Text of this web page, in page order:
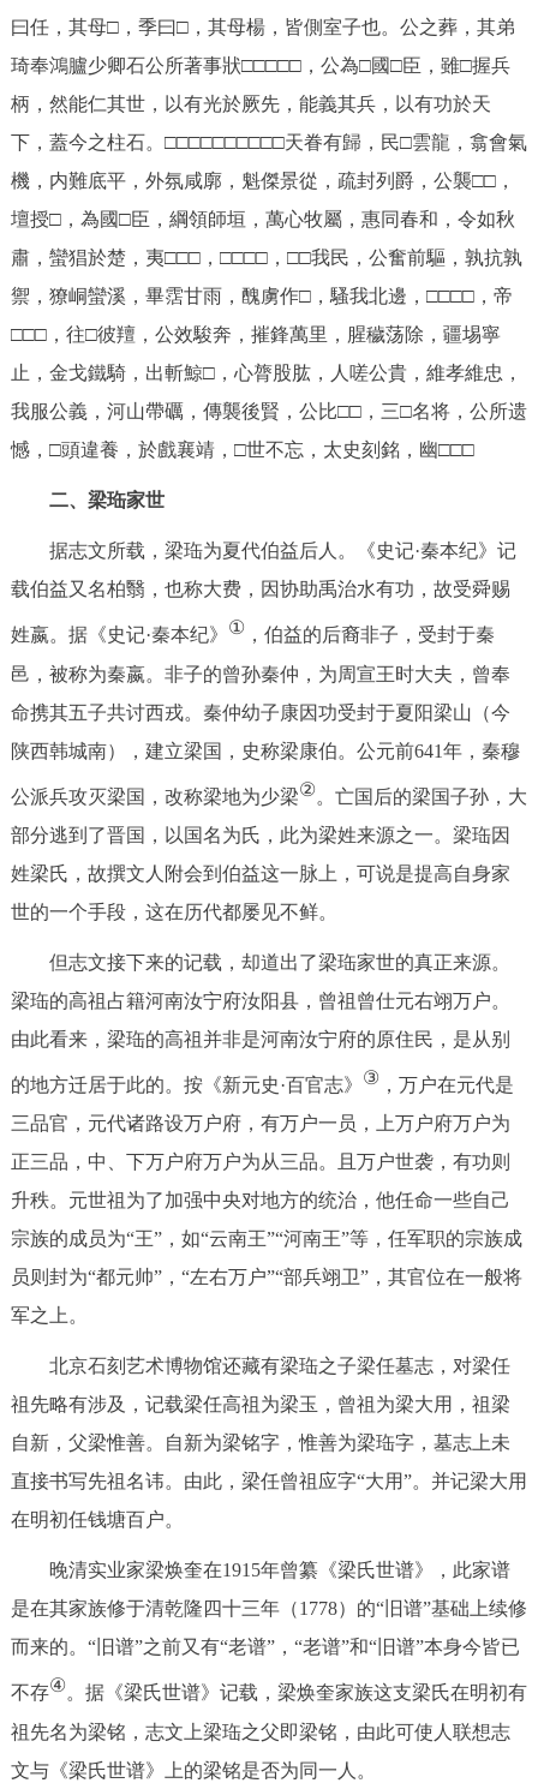
曰任，其母□，季曰□，其母楊，皆側室子也。公之葬，其弟
琦奉鴻臚少卿石公所著事狀□□□□□，公為□國□臣，雖□握兵
柄，然能仁其世，以有光於厥先，能義其兵，以有功於天
下，蓋今之柱石。□□□□□□□□□□天眷有歸，民□雲龍，翕會氣
機，内難底平，外氛咸廓，魁傑景從，疏封列爵，公襲□□，
壇授□，為國□臣，綱領師垣，萬心牧屬，惠同春和，令如秋
肅，蠻猖於楚，夷□□□，□□□□，□□我民，公奮前驅，孰抗孰
禦，獠峒蠻溪，畢霑甘雨，醜虜作□，騷我北邊，□□□□，帝
□□□，往□彼羶，公效駿奔，摧鋒萬里，腥穢荡除，疆埸寧
止，金戈鐵騎，出斬鯨□，心膂股肱，人嗟公貴，維孝維忠，
我服公義，河山帶礪，傳襲後賢，公比□□，三□名将，公所遗
憾，□頭違養，於戲襄靖，□世不忘，太史刻銘，幽□□□
二、梁珤家世
据志文所载，梁珤为夏代伯益后人。《史记·秦本纪》记
载伯益又名柏翳，也称大费，因协助禹治水有功，故受舜赐
姓嬴。据《史记·秦本纪》 ① ，伯益的后裔非子，受封于秦
邑，被称为秦嬴。非子的曾孙秦仲，为周宣王时大夫，曾奉
命携其五子共讨西戎。秦仲幼子康因功受封于夏阳梁山（今
陕西韩城南），建立梁国，史称梁康伯。公元前641年，秦穆
公派兵攻灭梁国，改称梁地为少梁②。亡国后的梁国子孙，大
部分逃到了晋国，以国名为氏，此为梁姓来源之一。梁珤因
姓梁氏，故撰文人附会到伯益这一脉上，可说是提高自身家
世的一个手段，这在历代都屡见不鲜。
但志文接下来的记载，却道出了梁珤家世的真正来源。
梁珤的高祖占籍河南汝宁府汝阳县，曾祖曾仕元右翊万户。
由此看来，梁珤的高祖并非是河南汝宁府的原住民，是从别
的地方迁居于此的。按《新元史·百官志》 ③ ，万户在元代是
三品官，元代诸路设万户府，有万户一员，上万户府万户为
正三品，中、下万户府万户为从三品。且万户世袭，有功则
升秩。元世祖为了加强中央对地方的统治，他任命一些自己
宗族的成员为“王”，如“云南王”“河南王”等，任军职的宗族成
员则封为“都元帅”，“左右万户”“部兵翊卫”，其官位在一般将
军之上。
北京石刻艺术博物馆还藏有梁珤之子梁任墓志，对梁任
祖先略有涉及，记载梁任高祖为梁玉，曾祖为梁大用，祖梁
自新，父梁惟善。自新为梁铭字，惟善为梁珤字，墓志上未
直接书写先祖名讳。由此，梁任曾祖应字“大用”。并记梁大用
在明初任钱塘百户。
晚清实业家梁焕奎在1915年曾纂《梁氏世谱》，此家谱
是在其家族修于清乾隆四十三年（1778）的“旧谱”基础上续修
而来的。“旧谱”之前又有“老谱”，“老谱”和“旧谱”本身今皆已
不存④。据《梁氏世谱》记载，梁焕奎家族这支梁氏在明初有
祖先名为梁铭，志文上梁珤之父即梁铭，由此可使人联想志
文与《梁氏世谱》上的梁铭是否为同一人。